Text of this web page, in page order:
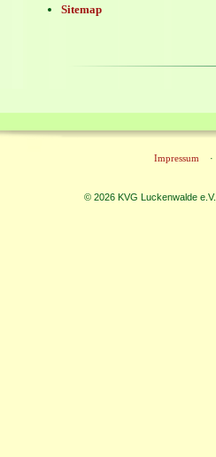
Sitemap
Impressum
© 2026 KVG Luckenwalde